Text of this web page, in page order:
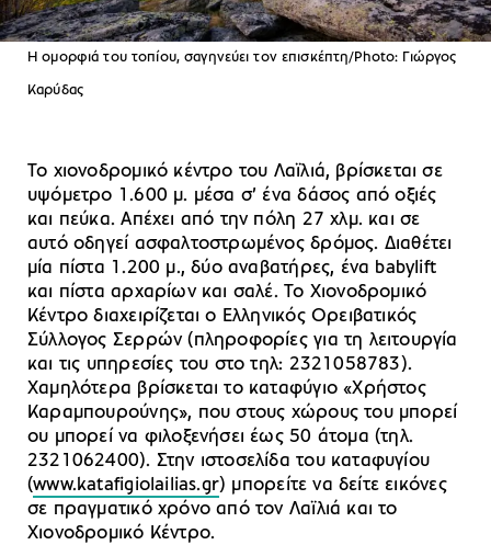
Η ομορφιά του τοπίου, σαγηνεύει τον επισκέπτη/Photo: Γιώργος
Καρύδας
Το χιονοδρομικό κέντρο του Λαϊλιά, βρίσκεται σε
υψόμετρο 1.600 μ. μέσα σ’ ένα δάσος από οξιές
και πεύκα. Απέχει από την πόλη 27 χλμ. και σε
αυτό οδηγεί ασφαλτοστρωμένος δρόμος. Διαθέτει
μία πίστα 1.200 μ., δύο αναβατήρες, ένα babylift
και πίστα αρχαρίων και σαλέ. Το Χιονοδρομικό
Κέντρο διαχειρίζεται ο Eλληνικός Oρειβατικός
Σύλλογος Σερρών (πληροφορίες για τη λειτουργία
και τις υπηρεσίες του στο τηλ: 2321058783).
Χαμηλότερα βρίσκεται το καταφύγιο «Χρήστος
Καραμπουρούνης», που στους χώρους του μπορεί
ου μπορεί να φιλοξενήσει έως 50 άτομα (τηλ.
2321062400). Στην ιστοσελίδα του καταφυγίου
(www.katafigiolailias.gr) μπορείτε να δείτε εικόνες
σε πραγματικό χρόνο από τον Λαϊλιά και το
Χιονοδρομικό Κέντρο.